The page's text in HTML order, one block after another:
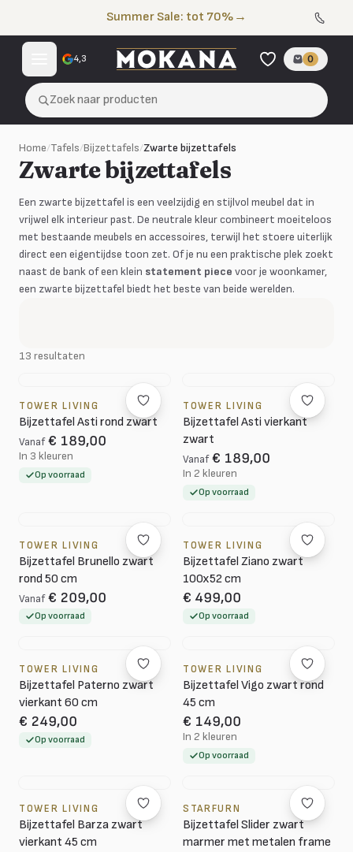
Summer Sale: tot 70% →
4,3 0
Zoek naar producten
Home/Tafels/Bijzettafels/Zwarte bijzettafels
Zwarte bijzettafels
Een zwarte bijzettafel is een veelzijdig en stijlvol meubel dat in
vrijwel elk interieur past. De neutrale kleur combineert moeiteloos
met bestaande meubels en accessoires, terwijl het stoere uiterlijk
direct een eigentijdse toon zet. Of je nu een praktische plek zoekt
naast de bank of een klein statement piece voor je woonkamer,
een zwarte bijzettafel biedt het beste van beide werelden.
13 resultaten
TOWER LIVING
Bijzettafel Asti rond zwart
Vanaf € 189,00
In 3 kleuren
Op voorraad
TOWER LIVING
Bijzettafel Asti vierkant
zwart
Vanaf € 189,00
In 2 kleuren
Op voorraad
TOWER LIVING
Bijzettafel Brunello zwart
rond 50 cm
Vanaf € 209,00
Op voorraad
TOWER LIVING
Bijzettafel Ziano zwart
100x52 cm
€ 499,00
Op voorraad
TOWER LIVING
Bijzettafel Paterno zwart
vierkant 60 cm
€ 249,00
Op voorraad
TOWER LIVING
Bijzettafel Vigo zwart rond
45 cm
€ 149,00
In 2 kleuren
Op voorraad
TOWER LIVING
Bijzettafel Barza zwart
vierkant 45 cm
STARFURN
Bijzettafel Slider zwart
marmer met metalen frame